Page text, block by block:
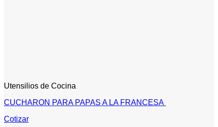
Utensilios de Cocina
CUCHARON PARA PAPAS A LA FRANCESA
Cotizar